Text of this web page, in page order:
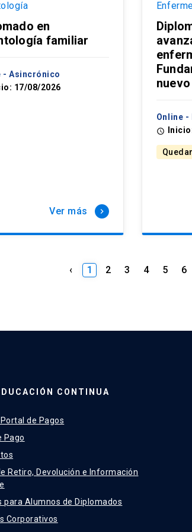
en
familiar
- Asincrónico
17/08/2026
Ver más keyboard_arrow_right
Online -
access_time
‹ 1 2 3 4 5 6
CONTINUA
de Pagos
Pago
Retiro, Devolución e Información
para Alumnos de Diplomados
Corporativos